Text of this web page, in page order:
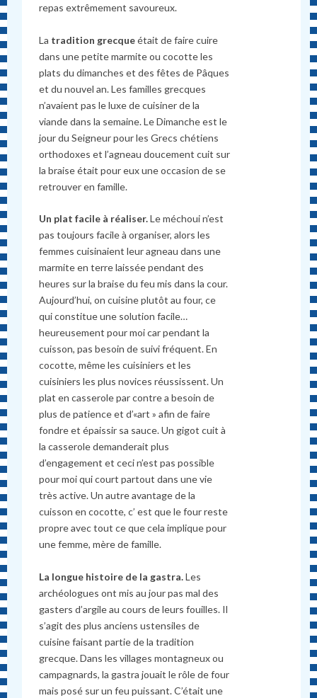
repas extrêmement savoureux.
La tradition grecqueétait de faire cuire
dans une petite marmite ou cocotte les
plats du dimanches et des fêtes de Pâques
et du nouvel an. Les familles grecques
n’avaient pas le luxe de cuisiner de la
viande dans la semaine. Le Dimanche est le
jour du Seigneur pour les Grecs chétiens
orthodoxes et l’agneau doucement cuit sur
la braise était pour eux une occasion de se
retrouver en famille.
Un plat facile à réaliser.Le méchoui n’est
pas toujours facile à organiser, alors les
femmes cuisinaient leur agneau dans une
marmite en terre laissée pendant des
heures sur la braise du feu mis dans la cour.
Aujourd’hui, on cuisine plutôt au four, ce
qui constitue une solution facile…
heureusement pour moi car pendant la
cuisson, pas besoin de suivi fréquent. En
cocotte, même les cuisiniers et les
cuisiniers les plus novices réussissent. Un
plat en casserole par contre a besoin de
plus de patience et d’«art » afin de faire
fondre et épaissir sa sauce. Un gigot cuit à
la casserole demanderait plus
d’engagement et ceci n’est pas possible
pour moi qui court partout dans une vie
très active. Un autre avantage de la
cuisson en cocotte, c’ est que le four reste
propre avec tout ce que cela implique pour
une femme, mère de famille.
La longue histoire de la gastra.Les
archéologues ont mis au jour pas mal des
gasters d’argile au cours de leurs fouilles. Il
s’agit des plus anciens ustensiles de
cuisine faisant partie de la tradition
grecque. Dans les villages montagneux ou
campagnards, la gastra jouait le rôle de four
mais posé sur un feu puissant. C’était une